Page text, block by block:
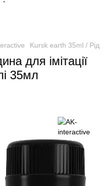
Kursk earth 35ml /
для імітації
35мл